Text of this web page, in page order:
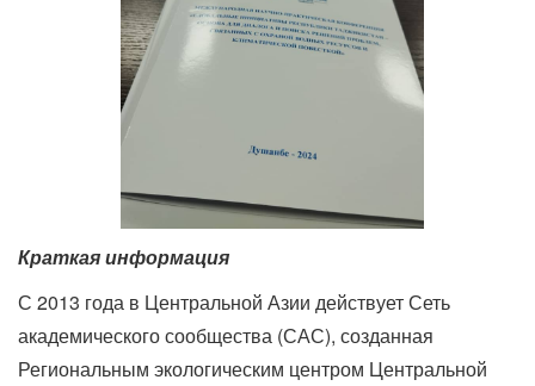
Краткая информация
С 2013 года в Центральной Азии действует Сеть
академического сообщества (САС), созданная
Региональным экологическим центром Центральной